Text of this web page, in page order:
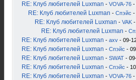
RE: Клуб любителей Luxman - VOVA-76 -
RE: Клуб любителей Luxman - Спэйс -
RE: Клуб любителей Luxman - VAK -
RE: Клуб любителей Luxman -
RE: Клуб любителей Luxman - axv - 09-
RE: Клуб любителей Luxman - Спэйс -
RE: Клуб любителей Luxman - SWAT -
RE: Клуб любителей Luxman - Спэйс -
RE: Клуб любителей Luxman - VOVA-76 -